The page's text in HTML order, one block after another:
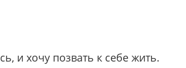
и хочу позвать к себе жить.